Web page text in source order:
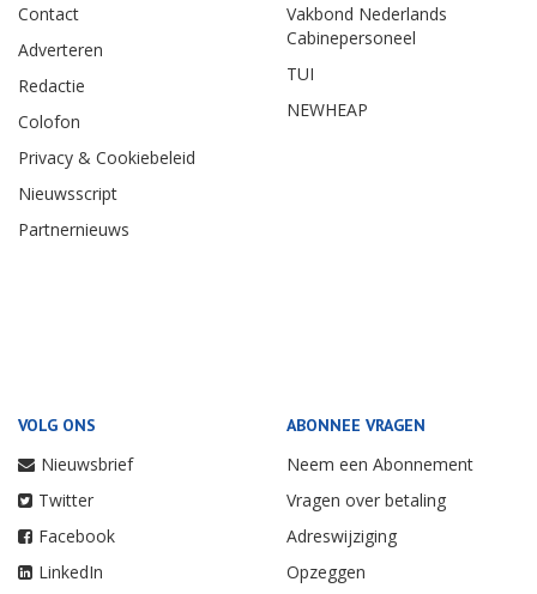
Contact
Adverteren
Redactie
Colofon
Privacy & Cookiebeleid
Nieuwsscript
Partnernieuws
Vakbond Nederlands
Cabinepersoneel
TUI
NEWHEAP
VOLG ONS
Nieuwsbrief
Twitter
Facebook
LinkedIn
ABONNEE VRAGEN
Neem een Abonnement
Vragen over betaling
Adreswijziging
Opzeggen